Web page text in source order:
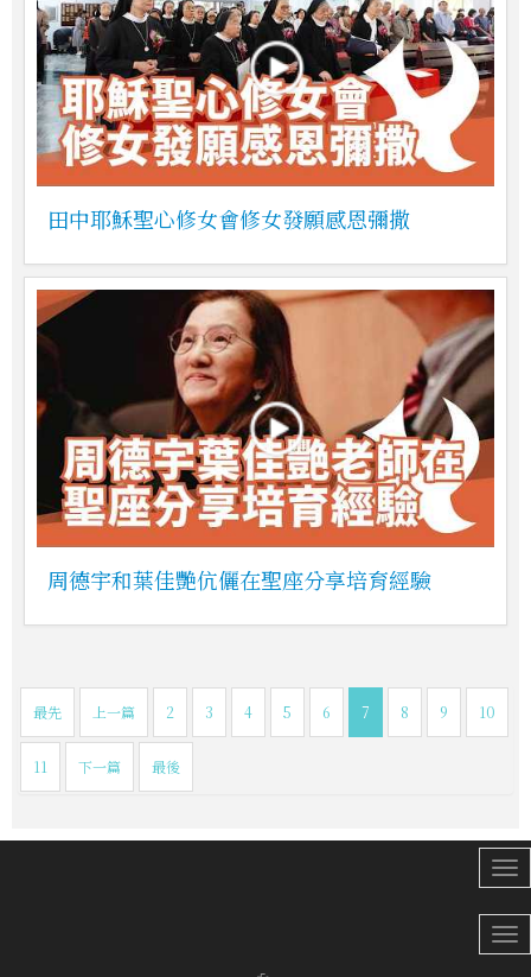
田中耶穌聖心修女會修女發願感恩彌撒
周德宇和葉佳艷伉儷在聖座分享培育經驗
最先 上一篇 2 3 4 5 6 7 8 9 10
11 下一篇 最後